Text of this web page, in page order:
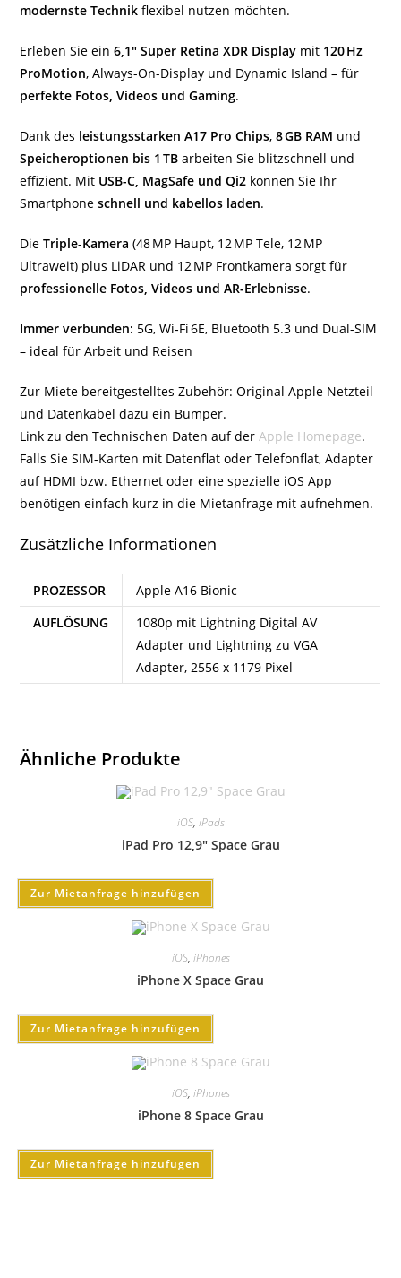
modernste Technik flexibel nutzen möchten.
Erleben Sie ein6,1″ Super Retina XDR Display mit 120 Hz
ProMotion, Always-On-Display und Dynamic Island – für
perfekte Fotos, Videos und Gaming.
Dank des leistungsstarken A17 Pro Chips,8 GB RAM und
Speicheroptionen bis 1 TB arbeiten Sie blitzschnell und
effizient. Mit USB-C, MagSafe und Qi2 können Sie Ihr
Smartphoneschnell und kabellos laden.
DieTriple-Kamera (48 MP Haupt, 12 MP Tele, 12 MP
Ultraweit) plus LiDAR und 12 MP Frontkamera sorgt für
professionelle Fotos, Videos und AR-Erlebnisse.
Immer verbunden: 5G, Wi‑Fi 6E, Bluetooth 5.3 und Dual-SIM
– ideal für Arbeit und Reisen
Zur Miete bereitgestelltes Zubehör: Original Apple Netzteil
und Datenkabel dazu ein Bumper.
Link zu den Technischen Daten auf derApple Homepage.
Falls Sie SIM-Karten mit Datenflat oder Telefonflat, Adapter
auf HDMI bzw. Ethernet oder eine spezielle iOS App
benötigen einfach kurz in die Mietanfrage mit aufnehmen.
Zusätzliche Informationen
PROZESSOR
Apple A16 Bionic
AUFLÖSUNG
1080p mit Lightning Digital AV
Adapter und Lightning zu VGA
Adapter, 2556 x 1179 Pixel
Ähnliche Produkte
iOS, iPads
iPad Pro 12,9″ Space Grau
Zur Mietanfrage hinzufügen
iOS, iPhones
iPhone X Space Grau
Zur Mietanfrage hinzufügen
iOS, iPhones
iPhone 8 Space Grau
Zur Mietanfrage hinzufügen